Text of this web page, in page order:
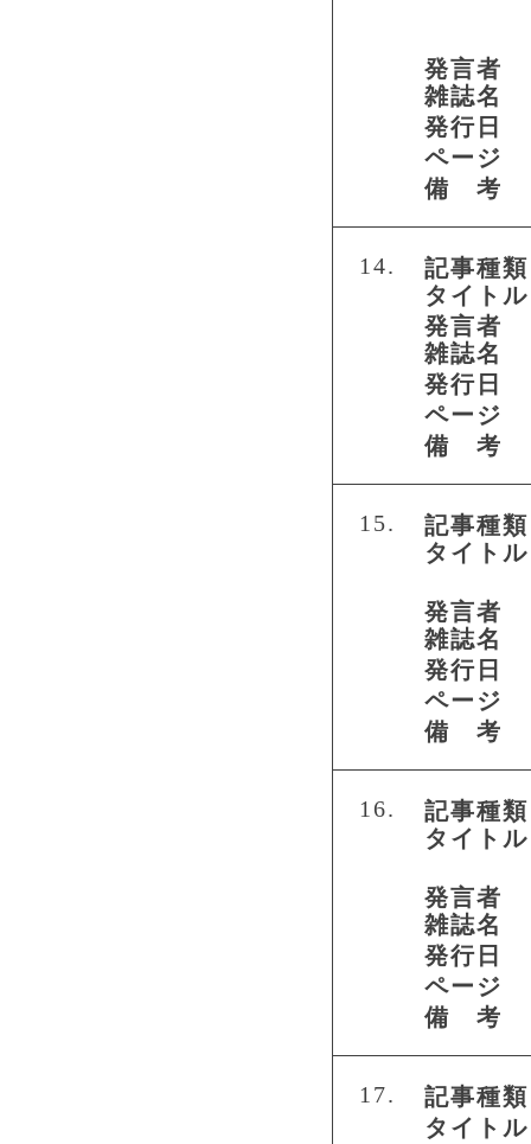
発言者
雑誌名
発行日
ページ
備 考
14.
記事種類
タイトル
発言者
雑誌名
発行日
ページ
備 考
15.
記事種類
タイトル
発言者
雑誌名
発行日
ページ
備 考
16.
記事種類
タイトル
発言者
雑誌名
発行日
ページ
備 考
17.
記事種類
タイトル